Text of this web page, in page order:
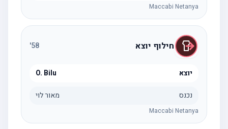
Maccabi Netanya
חילוף יוצא 58
'
יוצא O. Bilu
נכנס מאור לוי
Maccabi Netanya